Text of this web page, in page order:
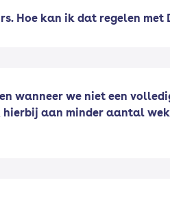
Hoe kan ik dat regelen met
we niet een volledige
hierbij aan minder aantal